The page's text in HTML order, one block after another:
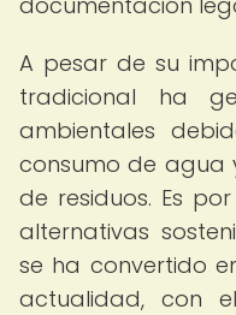
A pesar de su
tradicional ha
ambientales
consumo de agua
de residuos. Es
alternativas
se ha convertido
actualidad, con